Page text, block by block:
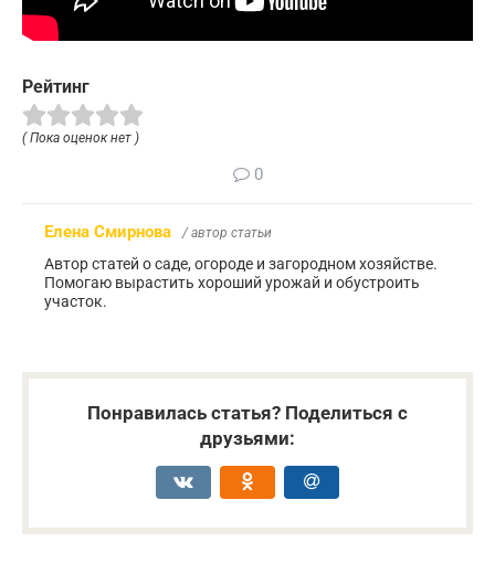
Рейтинг
( Пока оценок нет )
0
Елена Смирнова / автор статьи
Автор статей о саде, огороде и загородном хозяйстве.
Помогаю вырастить хороший урожай и обустроить
участок.
Понравилась статья? Поделиться с
друзьями: